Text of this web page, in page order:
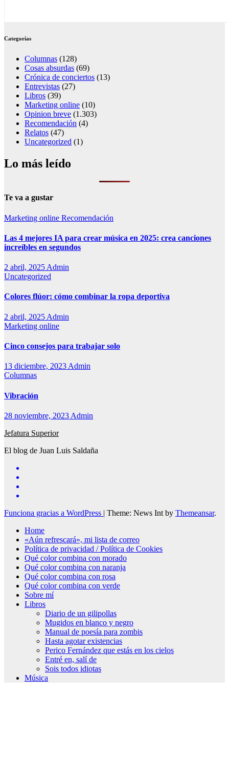
Categorías
Columnas (128)
Cosas absurdas (69)
Crónica de conciertos (13)
Entrevistas (27)
Libros (39)
Marketing online (10)
Opinion breve (1.303)
Recomendación (4)
Relatos (47)
Uncategorized (1)
Lo más leído
Te va a gustar
Marketing online Recomendación
Las 4 mejores IA para crear música en 2025: crea canciones
increíbles en segundos
2 abril, 2025 Admin
Uncategorized
Colores flúor: cómo combinar la ropa deportiva
2 abril, 2025 Admin
Marketing online
Cinco consejos para trabajar solo
13 diciembre, 2023 Admin
Columnas
Vibración
28 noviembre, 2023 Admin
Jefatura Superior
El blog de Juan Luis Saldaña
Funciona gracias a WordPress | Theme: News Int by Themeansar.
Home
«Aún refrescará», mi lista de correo
Política de privacidad / Política de Cookies
Qué color combina con morado
Qué color combina con naranja
Qué color combina con rosa
Qué color combina con verde
Sobre mí
Libros
Diario de un gilipollas
Mugidos en blanco y negro
Manual de poesía para zombis
Hasta agotar existencias
Perico Fernández que estás en los cielos
Entré en, salí de
Sois todos idiotas
Música